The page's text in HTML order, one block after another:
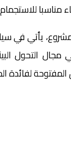
التحول
لفائدة